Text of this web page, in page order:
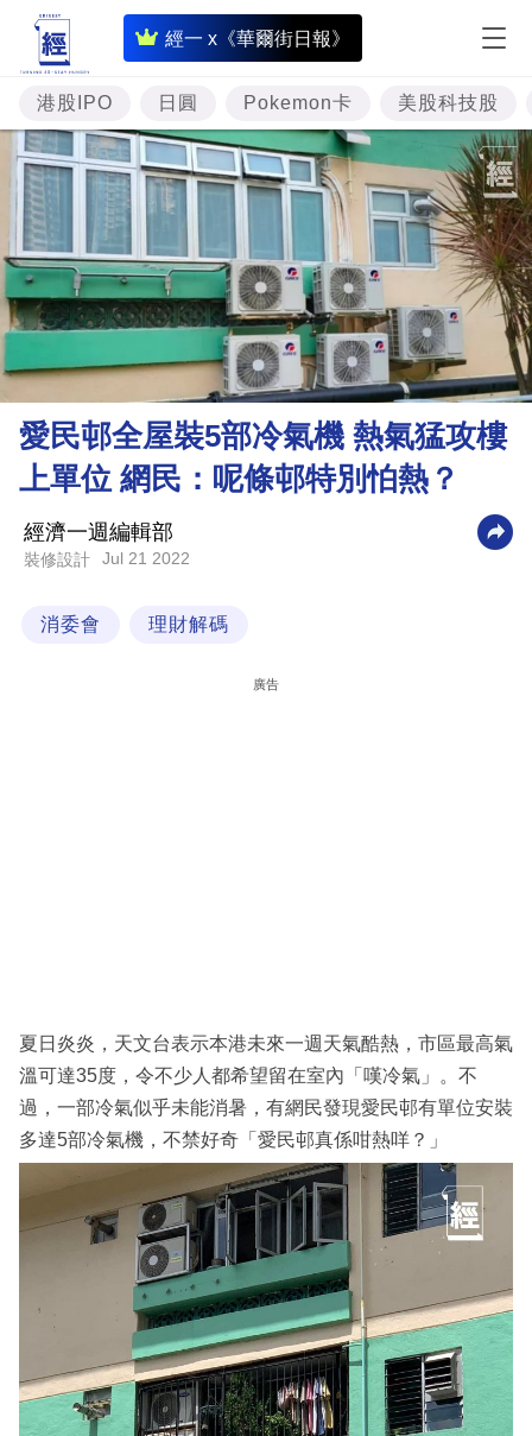
經一 x《華爾街日報》
即
時
財
經
專
題
投
資
樓
市
理
財
商
業
科
區
港股IPO 日圓 Pokemon卡 美股科技股
愛民邨全屋裝5部冷氣機 熱氣猛攻樓
上單位 網民：呢條邨特別怕熱？
經濟一週編輯部
裝修設計 Jul 21 2022
消委會 理財解碼
廣告
夏日炎炎，天文台表示本港未來一週天氣酷熱，市區最高氣
溫可達35度，令不少人都希望留在室內「嘆冷氣」。不
過，一部冷氣似乎未能消暑，有網民發現愛民邨有單位安裝
多達5部冷氣機，不禁好奇「愛民邨真係咁熱咩？」